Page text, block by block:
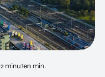
2 minuten min.